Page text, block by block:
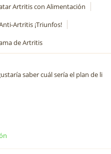
Artritis con Alimentación
Artritis ¡Triunfos!
de Artritis
saber cuál sería el plan de li